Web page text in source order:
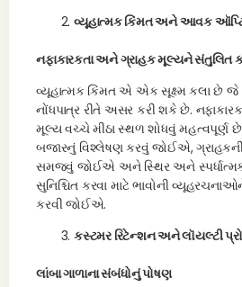
વ્યૂહાત્મક કિંમત અને આવક
નફાકારકતા અને ગ્રાહક મૂલ્યને સંતુલિત
વ્યૂહાત્મક કિંમત એ એક સૂક્ષ્મ કલા છે જે
નોંધપાત્ર રીતે અસર કરી શકે છે.
મૂલ્ય વચ્ચે મીઠા સ્થળ શોધવું મહત્વપૂર્ણ
બજારનું વિશ્લેષણ કરવું જોઈએ,
સમજવું જોઈએ અને સ્થિર અને સ્પર્ધાત્મક
સુનિશ્ચિત કરવા માટે ભાવોની
કરવી જોઈએ.
કસ્ટમર રિટેન્શન અને લૉયલ્ટી
લાંબા ગાળાના સંબંધોનું પોષણ